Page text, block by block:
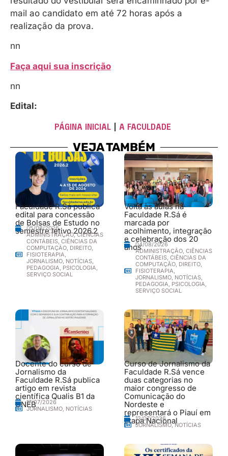
mail ao candidato em até 72 horas após a
realização da prova.
nn
Faça aqui sua inscrição
nn
Edital:
PÁGINA INICIAL A FACULDADE
VEJA TAMBÉM
Faculdade R.Sá publica
edital para concessão
de Bolsas de Estudo no
semestre letivo 2026.2
05/08/2026
ADMINISTRAÇÃO,CIÊNCIAS
CONTÁBEIS CIÊNCIAS DA
COMPUTAÇÃO DIREITO
FISIOTERAPIA
JORNALISMO NOTÍCIAS
PEDAGOGIA PSICOLOGIA
SERVIÇO SOCIAL
Volta às aulas na
Faculdade R.Sá é
marcada por
acolhimento, integração
e celebração dos 20
anos04/08/2026
ADMINISTRAÇÃO CIÊNCIAS
CONTÁBEIS CIÊNCIAS DA
COMPUTAÇÃO DIREITO
FISIOTERAPIA
JORNALISMO NOTÍCIAS
PEDAGOGIA PSICOLOGIA
SERVIÇO SOCIAL
Docente do curso de
Jornalismo da
Faculdade R.Sá publica
artigo em revista
científica Qualis B1 da
UNEB17/07/2026
JORNALISMO NOTÍCIAS
Curso de Jornalismo da
Faculdade R.Sá vence
duas categorias no
maior congresso de
Comunicação do
Nordeste e
representará o Piauí em
etapa Nacional
13/07/2026
JORNALISMO,NOTÍCIAS